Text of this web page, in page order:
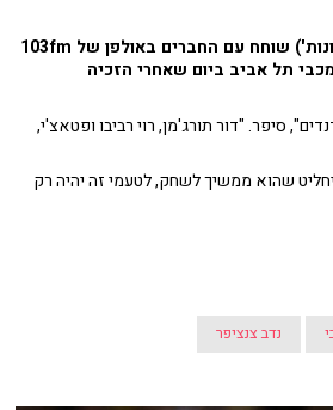
נדב צנציפר ('ידיעות אחרונות') שוחח עם החברים באולפן של 103fm
תל אביב ביום שאחרי הזכיה
סיפר. "דור תורג'מן, רוי רביבו ופטאצ'י,
שהוא ממשיך לשחק, לטעמי זה יהיה רק
נדב צנציפר